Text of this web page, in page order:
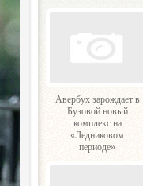
Авербух зарождает в
Бузовой новый
комплекс на
«Ледниковом
периоде»